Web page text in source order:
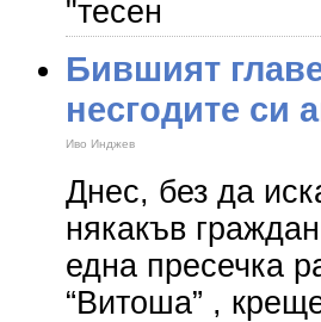
"тесен
Бившият
несгодите си
Иво Инджев
Днес, без да
някакъв
една пресечка
“Витоша” ,